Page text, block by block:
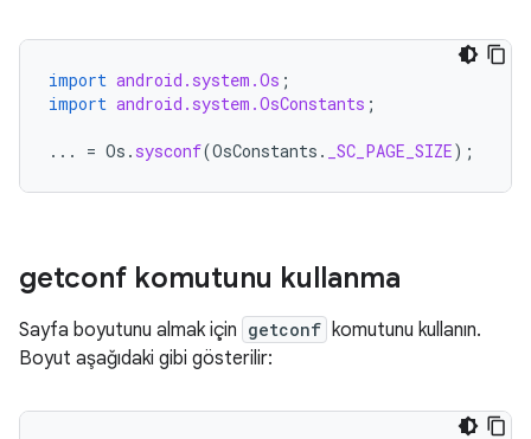
import android.system.Os ;
import android.system.OsConstants ;
... = Os . sysconf(OsConstants . _SC_PAGE_SIZE);
getconf komutunu kullanma
Sayfa boyutunu almak için getconf komutunu kullanın.
Boyut aşağıdaki gibi gösterilir: